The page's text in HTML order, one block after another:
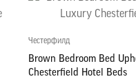
Честерфилд
Brown Bedroom Bed
Chesterfield Hotel Beds